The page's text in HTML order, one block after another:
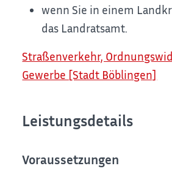
wenn Sie in einem
das Landratsamt.
Straßenverkehr,
Gewerbe [Stadt Böblingen]
Leistungsdetails
Voraussetzungen